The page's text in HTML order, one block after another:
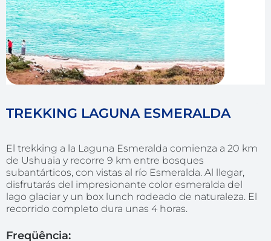
TREKKING LAGUNA ESMERALDA
El trekking a la Laguna Esmeralda comienza a 20 km
de Ushuaia y recorre 9 km entre bosques
subantárticos, con vistas al río Esmeralda. Al llegar,
disfrutarás del impresionante color esmeralda del
lago glaciar y un box lunch rodeado de naturaleza. El
recorrido completo dura unas 4 horas.
Freqüência: